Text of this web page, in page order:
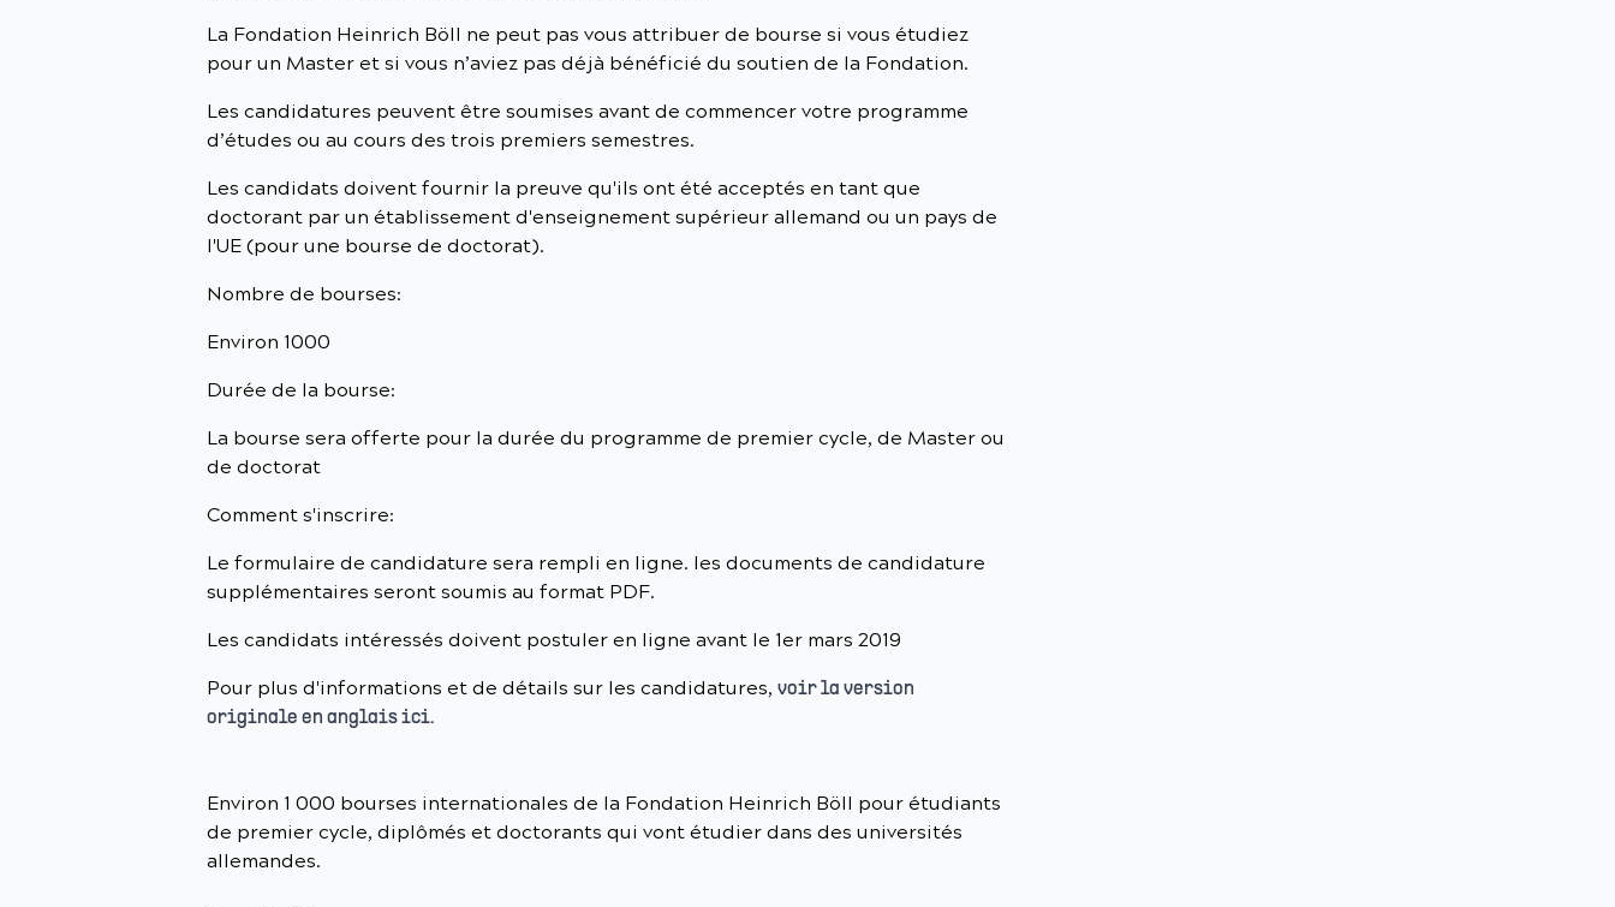
La Fondation Heinrich Böll ne peut pas vous attribuer de bourse si vous étudiez
pour un Master et si vous n’aviez pas déjà bénéficié du soutien de la Fondation.
Les candidatures peuvent être soumises avant de commencer votre programme
d’études ou au cours des trois premiers semestres.
Les candidats doivent fournir la preuve qu'ils ont été acceptés en tant que
doctorant par un établissement d'enseignement supérieur allemand ou un pays de
l'UE (pour une bourse de doctorat).
Nombre de bourses:
Environ 1000
Durée de la bourse:
La bourse sera offerte pour la durée du programme de premier cycle, de Master ou
de doctorat
Comment s'inscrire:
Le formulaire de candidature sera rempli en ligne. les documents de candidature
supplémentaires seront soumis au format PDF.
Les candidats intéressés doivent postuler en ligne avant le 1er mars 2019
Pour plus d'informations et de détails sur les candidatures, voir la version
originale en anglais ici.
Environ 1 000 bourses internationales de la Fondation Heinrich Böll pour étudiants
de premier cycle, diplômés et doctorants qui vont étudier dans des universités
allemandes.